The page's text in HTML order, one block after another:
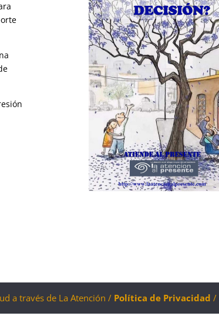
a través de La Atención / Política de Privacidad /